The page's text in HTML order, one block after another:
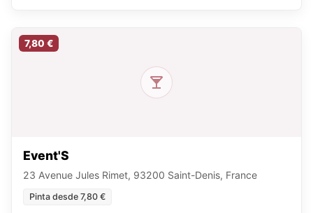
7,80 €
Event'S
23 Avenue Jules Rimet, 93200 Saint-Denis, France
Pinta desde 7,80 €